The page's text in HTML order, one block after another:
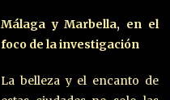
Málaga y Marbella, en el
foco de la investigación
La belleza y el encanto de